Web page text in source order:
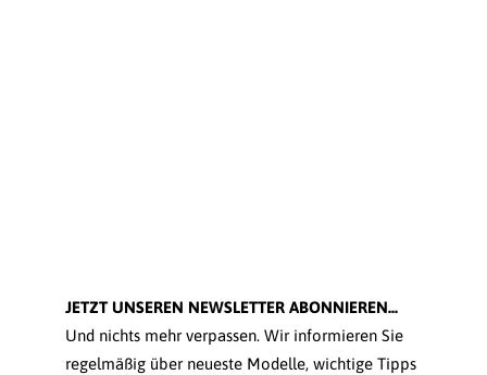
JETZT UNSEREN NEWSLETTER ABONNIEREN...
Und nichts mehr verpassen. Wir informieren Sie
regelmäßig über neueste Modelle, wichtige Tipps